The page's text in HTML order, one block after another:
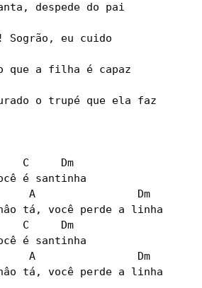
despede do pai
eu cuido
que a filha é capaz
o trupé que ela faz
C     Dm
é santinha
A                Dm
nâo tá, você perde a linha
C     Dm
é santinha
A                Dm
nâo tá, você perde a linha